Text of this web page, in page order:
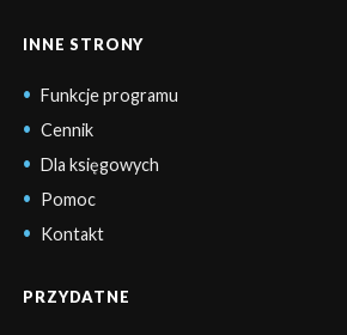
INNE STRONY
Funkcje programu
Cennik
Dla księgowych
Pomoc
Kontakt
PRZYDATNE